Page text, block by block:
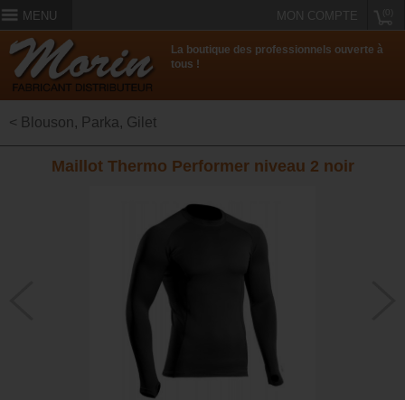
MENU MON COMPTE
La boutique des professionnels ouverte à
tous !
< Blouson, Parka, Gilet
Maillot Thermo Performer niveau 2 noir